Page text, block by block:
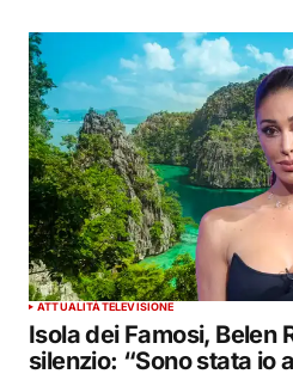
ATTUALITÀTELEVISIONE
Isola dei Famosi, Belen
silenzio: “Sono stata io